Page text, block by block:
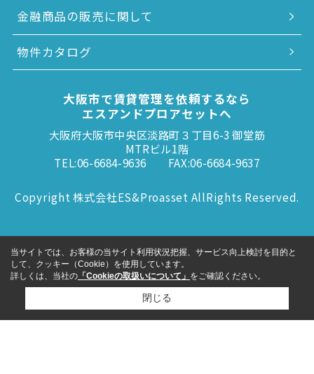
金融商品の販売に関して
物件カタログ
大阪市で賃貸管理を依頼するなら
エスアンドプロアセットへ
大阪府大阪市中央区淡路町３丁目6-3 御堂筋
MTRビル1階
TEL:06-6684-9636
FAX:06-6684-9637
Copyright 株式会社ES&Proasset AllRights Reserved.
当サイトでは、お客様の当サイト利用状況把握、サービス向上検討を目的と
して、クッキー（Cookie）を使用しています。
詳しくは、当社の 「Cookieの取扱いについて」 をご確認ください。
閉じる